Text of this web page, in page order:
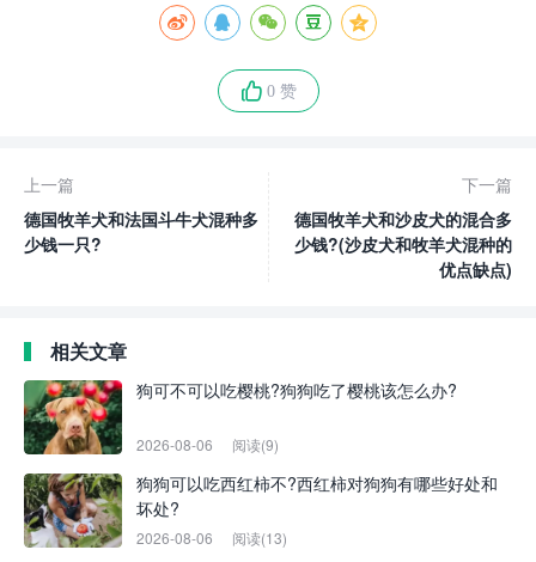
0 赞
上一篇
德国牧羊犬和法国斗牛犬混种多
少钱一只?
下一篇
德国牧羊犬和沙皮犬的混合多
少钱?(沙皮犬和牧羊犬混种的
优点缺点)
相关文章
狗可不可以吃樱桃?狗狗吃了樱桃该怎么办?
2026-08-06 阅读(9)
狗狗可以吃西红柿不?西红柿对狗狗有哪些好处和
坏处?
2026-08-06 阅读(13)